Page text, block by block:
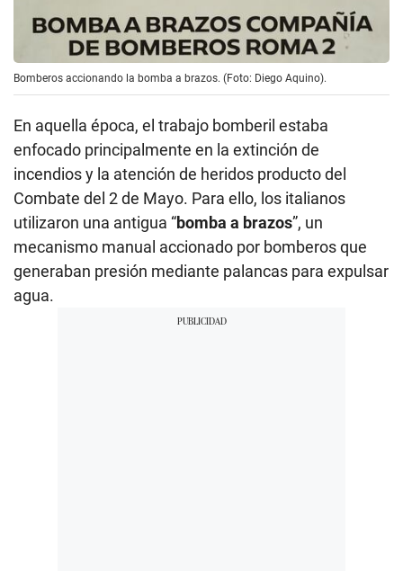
Bomberos accionando la bomba a brazos. (Foto: Diego Aquino).
En aquella época, el trabajo bomberil estaba
enfocado principalmente en la extinción de
incendios y la atención de heridos producto del
Combate del 2 de Mayo. Para ello, los italianos
utilizaron una antigua “bomba a brazos”, un
mecanismo manual accionado por bomberos que
generaban presión mediante palancas para expulsar
agua.